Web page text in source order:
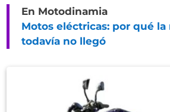
En Motodinamia
Motos eléctricas: por qué
todavía no llegó